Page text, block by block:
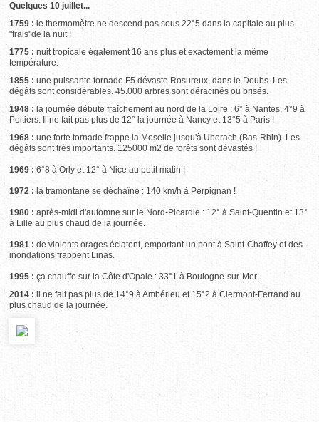
Quelques 10 juillet...
1759 : le thermomètre ne descend pas sous 22°5 dans la capitale au plus
"frais"de la nuit !
1775 : nuit tropicale également 16 ans plus et exactement la même
température.
1855 : une puissante tornade F5 dévaste Rosureux, dans le Doubs. Les
dégâts sont considérables. 45.000 arbres sont déracinés ou brisés.
1948 : la journée débute fraîchement au nord de la Loire : 6° à Nantes, 4°9 à
Poitiers. Il ne fait pas plus de 12° la journée à Nancy et 13°5 à Paris !
1968 : une forte tornade frappe la Moselle jusqu'à Uberach (Bas-Rhin). Les
dégâts sont très importants. 125000 m2 de forêts sont dévastés !
1969 : 6°8 à Orly et 12° à Nice au petit matin !
1972 : la tramontane se déchaîne : 140 km/h à Perpignan !
1980 : après-midi d'automne sur le Nord-Picardie : 12° à Saint-Quentin et 13°
à Lille au plus chaud de la journée.
1981 : de violents orages éclatent, emportant un pont à Saint-Chaffey et des
inondations frappent Linas.
1995 : ça chauffe sur la Côte d'Opale : 33°1 à Boulogne-sur-Mer.
2014 : il ne fait pas plus de 14°9 à Ambérieu et 15°2 à Clermont-Ferrand au
plus chaud de la journée.